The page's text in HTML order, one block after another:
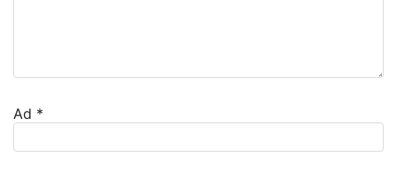
Ad *